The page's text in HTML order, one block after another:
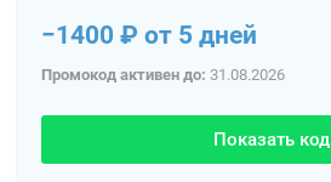
−1400 ₽ от 5 дней
Промокод активен до: 31.08.2026
Показать код